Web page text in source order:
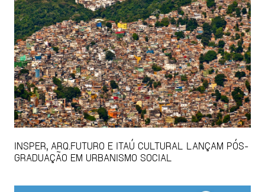
INSPER, ARQ.FUTURO E ITAÚ CULTURAL LANÇAM PÓS-
GRADUAÇÃO EM URBANISMO SOCIAL